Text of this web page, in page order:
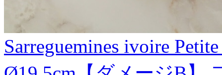
Sarreguemines ivoire